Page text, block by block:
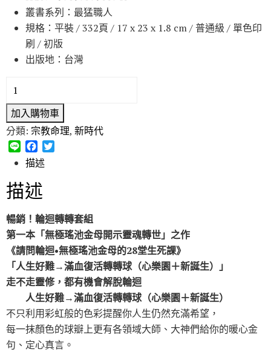
叢書系列：最猛職人
規格：平裝 / 332頁 / 17 x 23 x 1.8 cm / 普通級 / 單色印
刷 / 初版
出版地：台灣
加入購物車
分類: 宗教命理, 新時代
n
e
a
c
e
b
o
k
r
描述
描述
暢銷！輪迴轉轉套組
第一本「無極瑤池金母開示靈魂轉世」之作
《請問輪迴•無極瑤池金母的28堂生死課》
「人生好難→滿血復活轉轉球（心樂園＋新誕生）」
走不走靈修，都有機會解脫輪迴
人生好難→滿血復活轉轉球（心樂園＋新誕生）
不只利用彩虹般的色彩提醒你人生仍然充滿希望，
每一抹顏色的球瓣上更有各領域大師、大神們給你的暖心金
句、定心真言。